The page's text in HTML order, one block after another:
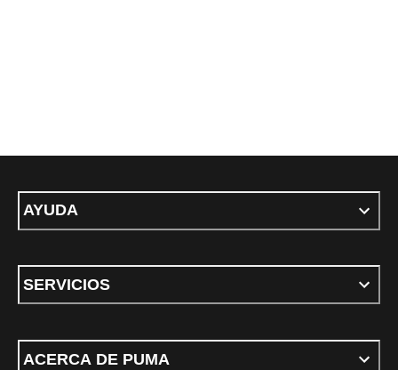
AYUDA
SERVICIOS
ACERCA DE PUMA